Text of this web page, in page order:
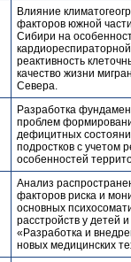
Влияние
факторов южной
Сибири на
реактивность
качество жизни
Севера.
Разработка
проблем
дефицитных
подростков с учетом
особенностей
Анализ
факторов риска и
основных
расстройств у детей
«Разработка и
новых медицинских